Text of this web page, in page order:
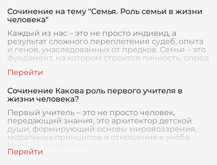
Сочинение на тему "Семья. Роль семьи в жизни
человека"
Каждый из нас – это не просто индивид, а
результат сложного переплетения судеб, опыта
и генов, унаследованных от предков. Семья – это
фундамент, на котором строится личность, опред
Сочинение Какова роль первого учителя в
жизни человека?
Первый учитель – это не просто человек,
передающий знания, это архитектор детской
души, формирующий основы мировоззрения,
моральных принципов и отношения к учебе.
Именно он заклады